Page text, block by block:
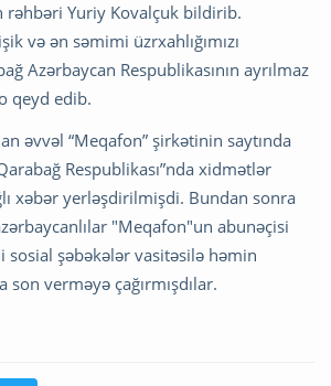
Yuriy Kovalçuk bildirib.
və ən səmimi üzrxahlığımızı
Azərbaycan Respublikasının ayrılmaz
qeyd edib.
əvvəl “Meqafon” şirkətinin saytında
Respublikası”nda xidmətlər
xəbər yerləşdirilmişdi. Bundan sonra
"Meqafon"un abunəçisi
sosial şəbəkələr vasitəsilə həmin
son verməyə çağırmışdılar.